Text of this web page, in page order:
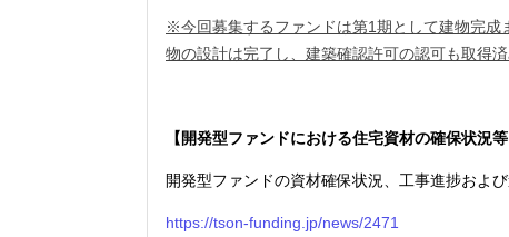
※今回募集するファンドは第1期として建物完成
物の設計は完了し、建築確認許可の認可も取得済
【開発型ファンドにおける住宅資材の確保状況等
開発型ファンドの資材確保状況、工事進捗およ
https://tson-funding.jp/news/2471